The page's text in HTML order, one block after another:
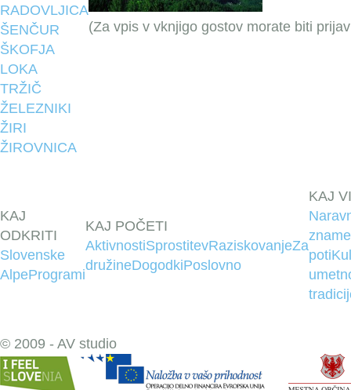
RADOVLJICA
ŠENČUR
ŠKOFJA
LOKA
TRŽIČ
ŽELEZNIKI
ŽIRI
ŽIROVNICA
(Za vpis v vknjigo gostov morate biti
KAJ
ODKRITI
Slovenske
AlpeProgrami
KAJ POČETI
AktivnostiSprostitevRaziskovanjeZa
družineDogodkiPoslovno
KAJ
poti
© 2009 - AV studio